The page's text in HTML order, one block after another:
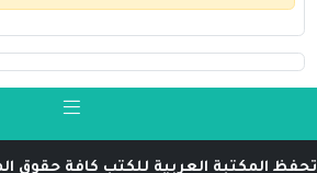
تحفظ المكتبة العربية للكتب كافة حقوق